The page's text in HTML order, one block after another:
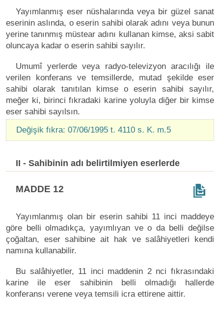
Yayımlanmış eser nüshalarında veya bir güzel sanat
eserinin aslında, o eserin sahibi olarak adını veya bunun
yerine tanınmış müstear adını kullanan kimse, aksi sabit
oluncaya kadar o eserin sahibi sayılır.
Umumî yerlerde veya radyo-televizyon aracılığı ile
verilen konferans ve temsillerde, mutad şekilde eser
sahibi olarak tanıtılan kimse o eserin sahibi sayılır,
meğer ki, birinci fıkradaki karine yoluyla diğer bir kimse
eser sahibi sayılsın.
Değişik fıkra: 07/06/1995 t. 4110 s. K. m.5
II - Sahibinin adı belirtilmiyen eserlerde
MADDE 12
Yayımlanmış olan bir eserin sahibi 11 inci maddeye
göre belli olmadıkça, yayımlıyan ve o da belli değilse
çoğaltan, eser sahibine ait hak ve salâhiyetleri kendi
namına kullanabilir.
Bu salâhiyetler, 11 inci maddenin 2 nci fıkrasındaki
karine ile eser sahibinin belli olmadığı hallerde
konferansı verene veya temsili icra ettirene aittir.